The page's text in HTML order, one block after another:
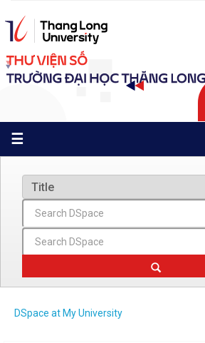
navigation
☰
DSpace at My University